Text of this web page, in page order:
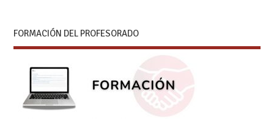
FORMACIÓN DEL PROFESORADO